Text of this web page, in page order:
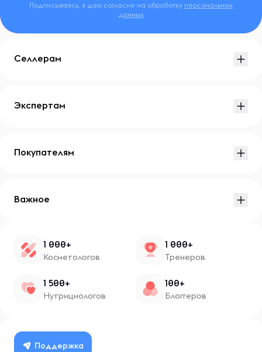
Подписываясь, я даю согласие на обработку персональных
данных
Селлерам
Экспертам
Покупателям
Важное
1 000+
Косметологов
1 000+
Тренеров
1 500+
Нутрициологов
100+
Блоггеров
Поддержка